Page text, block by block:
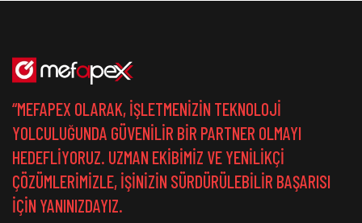
“MEFAPEX OLARAK, IŞLETMENIZIN TEKNOLOJI
YOLCULUĞUNDA GÜVENILIR BIR PARTNER OLMAYI
HEDEFLIYORUZ. UZMAN EKIBIMIZ VE YENILIKÇI
ÇÖZÜMLERIMIZLE, IŞINIZIN SÜRDÜRÜLEBILIR BAŞARISI
IÇIN YANINIZDAYIZ.